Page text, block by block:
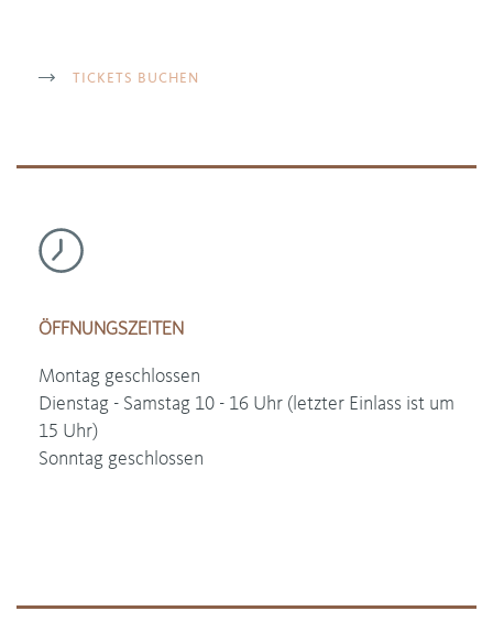
TICKETS BUCHEN
ÖFFNUNGSZEITEN
Montag geschlossen
Dienstag - Samstag 10 - 16 Uhr (letzter Einlass ist um
15 Uhr)
Sonntag geschlossen